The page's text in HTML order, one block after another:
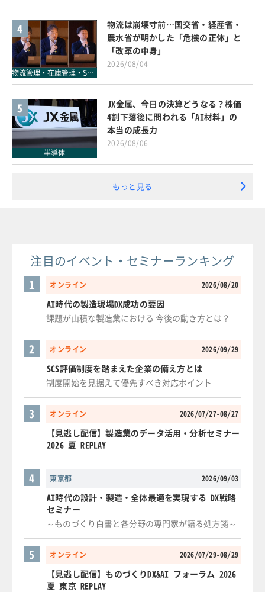
4
物流管理・在庫管理・SCM
物流は崩壊寸前…国交省・経産省・
農水省が明かした「危機の正体」と
「改革の中身」
2026/08/04
5
半導体
JX金属、今日の決算どうなる？株価
4割下落後に問われる「AI材料」の
本当の成長力
2026/08/06
もっと見る
注目のイベント・セミナーランキング
オンライン 2026/08/20
1
AI時代の製造現場DX成功の要因
課題が山積な製造業における 今後の動き方とは？
オンライン 2026/09/29
2
SCS評価制度を踏まえた企業の備え方とは
制度開始を見据えて優先すべき対応ポイント
オンライン 2026/07/27-08/27
3
【見逃し配信】製造業のデータ活用・分析セミナー
2026 夏 REPLAY
東京都 2026/09/03
4
AI時代の設計・製造・全体最適を実現する DX戦略
セミナー
～ものづくり白書と各分野の専門家が語る処方箋～
オンライン 2026/07/29-08/29
5
【見逃し配信】ものづくりDX&AI フォーラム 2026
夏 東京 REPLAY